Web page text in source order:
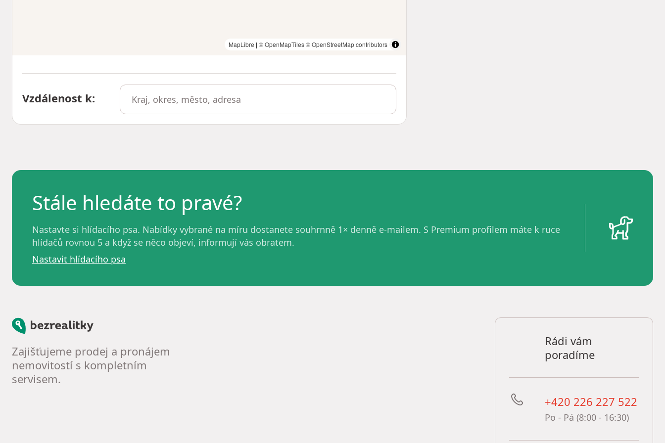
MapLibre | © OpenMapTiles© OpenStreetMap contributors
Vzdálenost k:
Stále hledáte to pravé?
Nastavte si hlídacího psa. Nabídky vybrané na míru dostanete souhrnně 1× denně e-mailem. S Premium profilem máte k ruce
hlídačů rovnou 5 a když se něco objeví, informují vás obratem.
Nastavit hlídacího psa
Bezrealitky
Zajišťujeme prodej a pronájem
nemovitostí s kompletním
servisem.
Rádi vám
poradíme
+420 226 227 522
Po - Pá (8:00 - 16:30)